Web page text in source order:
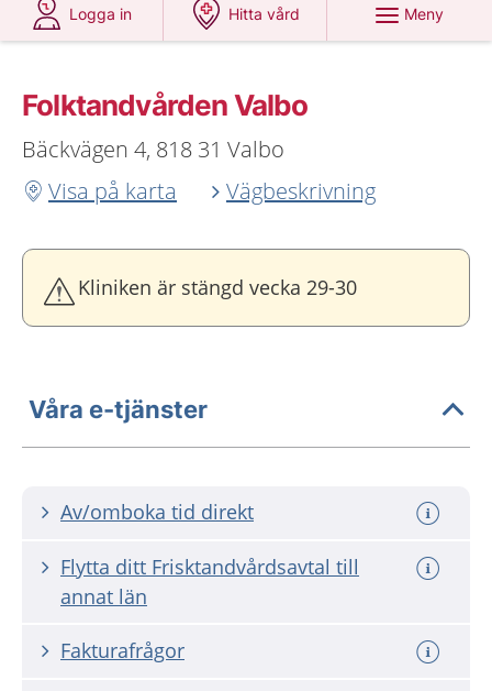
Logga in
Hitta vård
Meny
Folktandvården Valbo
Bäckvägen 4, 818 31 Valbo
Visa på karta
Vägbeskrivning
Kliniken är stängd vecka 29-30
Våra e-tjänster
Av/omboka tid direkt
Flytta ditt Frisktandvårdsavtal till
annat län
Fakturafrågor